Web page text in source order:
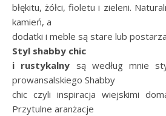
błękitu, żółci, fioletu i zieleni.
kamień, a
dodatki i meble są stare lub
Styl shabby chic
i rustykalny są według mnie
prowansalskiego Shabby
chic czyli inspiracja wiejskimi
Przytulne aranżacje